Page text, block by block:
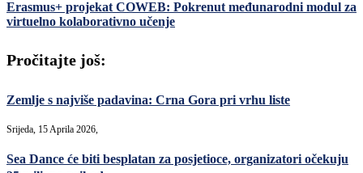
Erasmus+ projekat COWEB: Pokrenut međunarodni modul za
virtuelno kolaborativno učenje
Pročitajte još:
Zemlje s najviše padavina: Crna Gora pri vrhu liste
Srijeda, 15 Aprila 2026,
Sea Dance će biti besplatan za posjetioce, organizatori očekuju